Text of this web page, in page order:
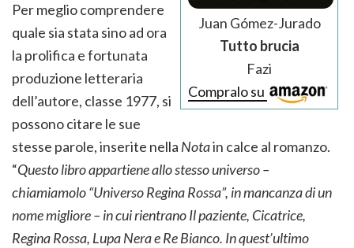
Juan Gómez-Jurado
Tutto brucia
Fazi
Compralo su
Per meglio comprendere
quale sia stata sino ad ora
la prolifica e fortunata
produzione letteraria
dell’autore, classe 1977, si
possono citare le sue
stesse parole, inserite nella Notain calce al romanzo.
“Questo libro appartiene allo stesso universo –
chiamiamolo “Universo Regina Rossa”, in mancanza di un
nome migliore – in cui rientrano Il paziente, Cicatrice,
Regina Rossa, Lupa Nera e Re Bianco. In quest’ultimo